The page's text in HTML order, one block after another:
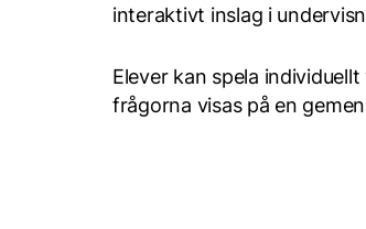
interaktivt inslag i
Elever kan spela
frågorna visas på en